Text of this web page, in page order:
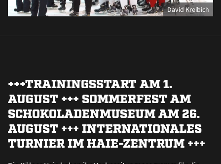
David Kreibich
+++TRAININGSSTART AM 1.
AUGUST +++ SOMMERFEST AM
SCHOKOLADENMUSEUM AM 26.
AUGUST +++ INTERNATIONALES
TURNIER IM HAIE-ZENTRUM +++